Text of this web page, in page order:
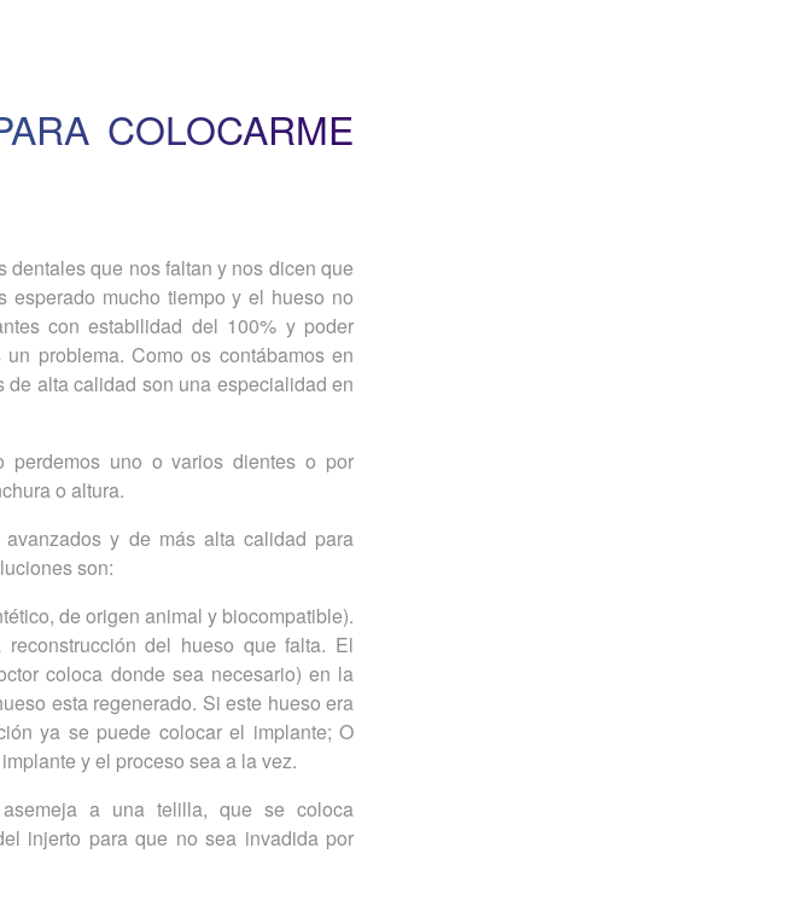
COLOCARME
que nos faltan y nos dicen que
esperado mucho tiempo y el hueso no
con estabilidad del 100% y poder
problema. Como os contábamos en
de alta calidad son una especialidad en
perdemos uno o varios dientes o por
o altura.
y de más alta calidad para
son:
de origen animal y biocompatible).
del hueso que falta. El
coloca donde sea necesario) en la
esta regenerado. Si este hueso era
ya se puede colocar el implante; O
y el proceso sea a la vez.
a una telilla, que se coloca
injerto para que no sea invadida por